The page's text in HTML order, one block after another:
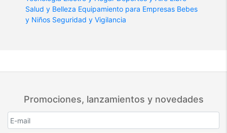
Salud y Belleza Equipamiento para Empresas Bebes
y Niños Seguridad y Vigilancia
Promociones, lanzamientos y novedades